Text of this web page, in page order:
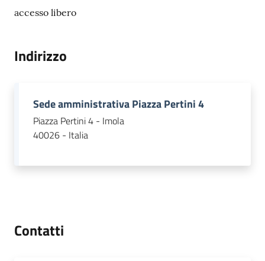
accesso libero
Indirizzo
Sede amministrativa Piazza Pertini 4
Piazza Pertini 4 - Imola
40026 - Italia
Contatti